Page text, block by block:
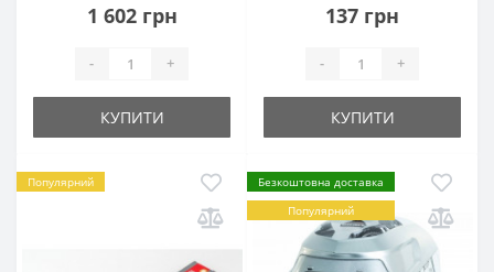
1 602 грн
- +
КУПИТИ
137 грн
- +
КУПИТИ
Популярний
Безкоштовна доставка
Популярний